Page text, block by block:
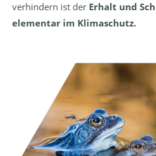
verhindern ist der Erhalt und
elementar im Klimaschutz.